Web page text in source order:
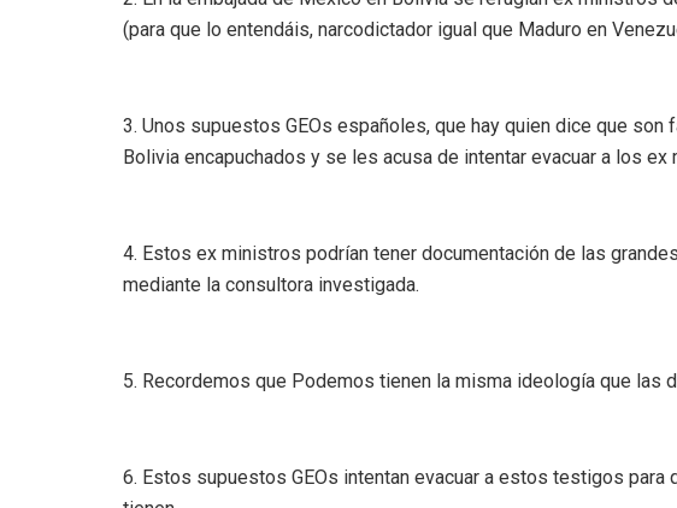
(para que lo entendáis, narcodictador igual que Maduro en
3. Unos supuestos GEOs españoles, que hay quien dice que son
Bolivia encapuchados y se les acusa de intentar evacuar a los ex
4. Estos ex ministros podrían tener documentación de las
mediante la consultora investigada.
5. Recordemos que Podemos tienen la misma ideología que las
6. Estos supuestos GEOs intentan evacuar a estos testigos para